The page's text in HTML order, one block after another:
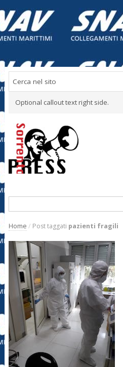
Optional callout text right side.
Home / Post taggati pazienti fragili